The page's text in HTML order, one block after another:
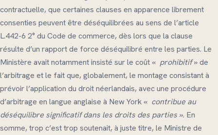
contractuelle, que certaines clauses en apparence librement
consenties peuvent être déséquilibrées au sens de l’article
L.442-6 2° du Code de commerce, dès lors que la clause
résulte d’un rapport de force déséquilibré entre les parties. Le
Ministère avait notamment insisté sur le coût « prohibitif» de
l’arbitrage et le fait que, globalement, le montage consistant à
prévoir l’application du droit néerlandais, avec une procédure
d’arbitrage en langue anglaise à New York « contribue au
déséquilibre significatif dans les droits des parties ». En
somme, trop c’est trop soutenait, à juste titre, le Ministre de